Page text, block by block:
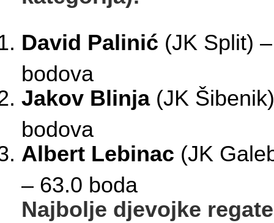
David Palinić (JK Split)
bodova
Jakov Blinja(JK
bodova
Albert Lebinac (JK
– 63.0 boda
Najbolje djevojke